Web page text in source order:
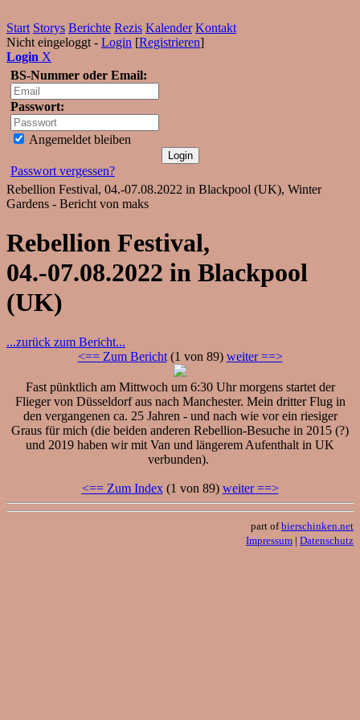
Start Storys Berichte Rezis Kalender Kontakt
Nicht eingeloggt - Login [Registrieren]
Login X
BS-Nummer oder Email:
Passwort:
Angemeldet bleiben
Passwort vergessen?
Rebellion Festival, 04.-07.08.2022 in Blackpool (UK), Winter
Gardens - Bericht von maks
Rebellion Festival,
04.-07.08.2022 in Blackpool
(UK)
...zurück zum Bericht...
<== Zum Bericht(1 von 89) weiter ==>
Fast pünktlich am Mittwoch um 6:30 Uhr morgens startet der
Flieger von Düsseldorf aus nach Manchester. Mein dritter Flug in
den vergangenen ca. 25 Jahren - und nach wie vor ein riesiger
Graus für mich (die beiden anderen Rebellion-Besuche in 2015 (?)
und 2019 haben wir mit Van und längerem Aufenthalt in UK
verbunden).
<== Zum Index(1 von 89) weiter ==>
part ofbierschinken.net
Impressum | Datenschutz